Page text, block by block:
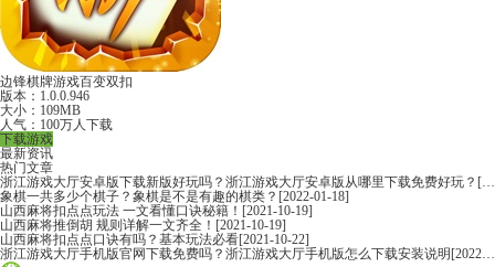
边锋棋牌游戏百变双扣
版本：1.0.0.946
大小：109MB
人气：100万人下载
下载游戏
最新资讯
热门文章
浙江游戏大厅安卓版下载新版好玩吗？浙江游戏大厅安卓版从哪里下载免费好玩？ [2022-06-16]
象棋一共多少个棋子？象棋是不是有趣的棋类？ [2022-01-18]
山西麻将扣点点玩法 一文看懂口诀秘籍！ [2021-10-19]
山西麻将推倒胡 规则详解一文齐全！ [2021-10-19]
山西麻将扣点点口诀有吗？基本玩法必看[2021-10-22]
浙江游戏大厅手机版官网下载免费吗？浙江游戏大厅手机版怎么下载安装说明 [2022-06-16]